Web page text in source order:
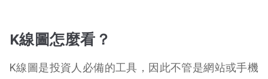
K線圖怎麼看？
K線圖是投資人必備的工具，因此不管是網站或手機